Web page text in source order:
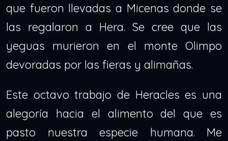
que fueron llevadas a Micenas donde se
las regalaron a Hera. Se cree que las
yeguas murieron en el monte Olimpo
devoradas por las fieras y alimañas.
Este octavo trabajo de Heracles es una
alegoría hacia el alimento del que es
pasto nuestra especie humana. Me